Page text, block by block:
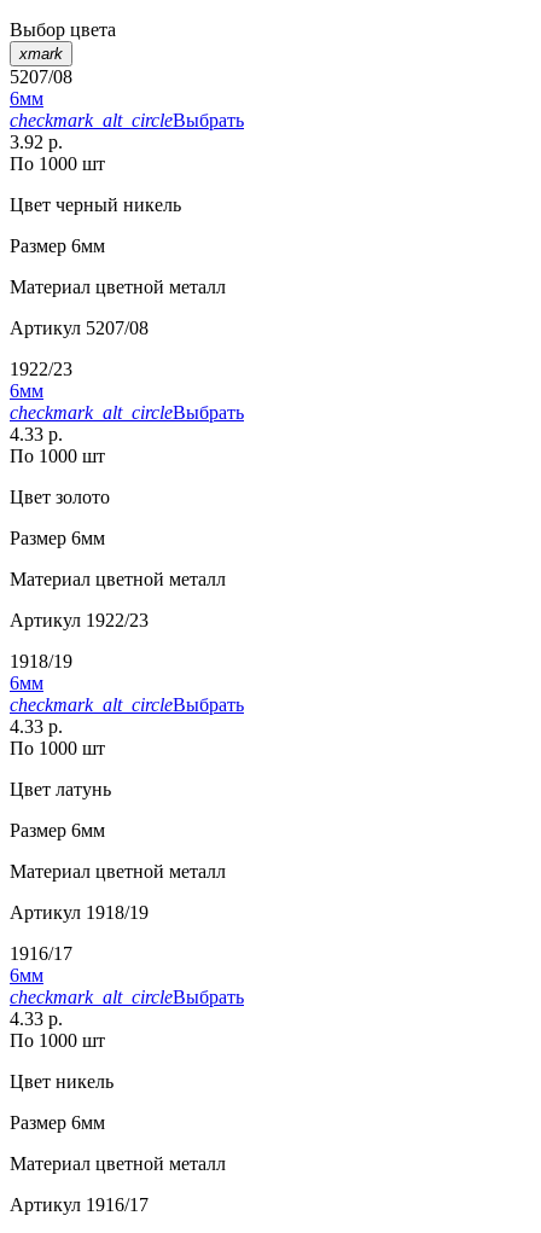
Выбор цвета
xmark
5207/08
6мм
checkmark_alt_circleВыбрать
3.92 р.
По 1000 шт
Цвет черный никель
Размер 6мм
Материал цветной металл
Артикул 5207/08
1922/23
6мм
checkmark_alt_circleВыбрать
4.33 р.
По 1000 шт
Цвет золото
Размер 6мм
Материал цветной металл
Артикул 1922/23
1918/19
6мм
checkmark_alt_circleВыбрать
4.33 р.
По 1000 шт
Цвет латунь
Размер 6мм
Материал цветной металл
Артикул 1918/19
1916/17
6мм
checkmark_alt_circleВыбрать
4.33 р.
По 1000 шт
Цвет никель
Размер 6мм
Материал цветной металл
Артикул 1916/17